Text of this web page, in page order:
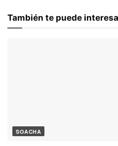
También te puede
SOACHA